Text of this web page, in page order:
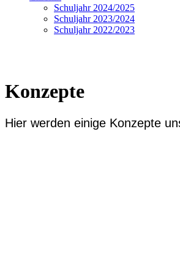
Schuljahr 2024/2025
Schuljahr 2023/2024
Schuljahr 2022/2023
Konzepte
Hier werden einige Konzepte